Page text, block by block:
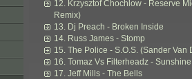
12. Krzysztof Chochlow - Reserve
Remix)
13. Dj Preach - Broken Inside
14. Russ James - Stomp
15. The Police - S.O.S. (Sander Van
16. Tomaz Vs Filterheadz -
17. Jeff Mills - The Bells